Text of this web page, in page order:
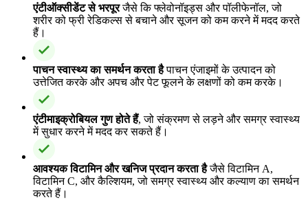
एंटीऑक्सीडेंट से भरपूरजैसे कि फ्लेवोनॉइड्स और पॉलीफेनॉल, जो
शरीर को फ्री रेडिकल्स से बचाने और सूजन को कम करने में मदद करते
हैं।
पाचन स्वास्थ्य का समर्थन करता हैपाचन एंजाइमों के उत्पादन को
उत्तेजित करके और अपच और पेट फूलने के लक्षणों को कम करके।
एंटीमाइक्रोबियल गुण होते हैं, जो संक्रमण से लड़ने और समग्र स्वास्थ्य
में सुधार करने में मदद कर सकते हैं।
आवश्यक विटामिन और खनिज प्रदान करता हैजैसे विटामिन A,
विटामिन C, और कैल्शियम, जो समग्र स्वास्थ्य और कल्याण का समर्थन
करते हैं।